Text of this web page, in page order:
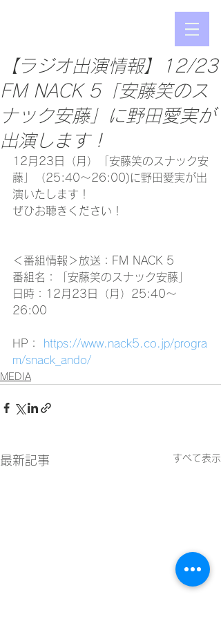
【ラジオ出演情報】12/23
FM NACK 5「安藤笑のス
ナック安藤」に野田愛実が
出演します！
12月23日（月）「安藤笑のスナック安
藤」（25:40～26:00)に野田愛実が出
演いたします！
ぜひお聴きください！
＜番組情報＞放送：FM NACK 5
番組名：「安藤笑のスナック安藤」
日時：12月23日（月）25:40～
26:00
HP：
https://www.nack5.co.jp/progra
m/snack_ando/
MEDIA
最新記事 すべて表示